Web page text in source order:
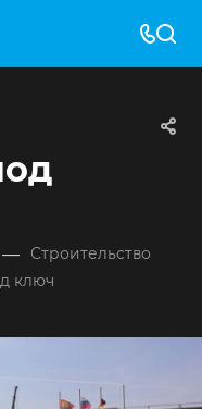
— Строительство
ключ